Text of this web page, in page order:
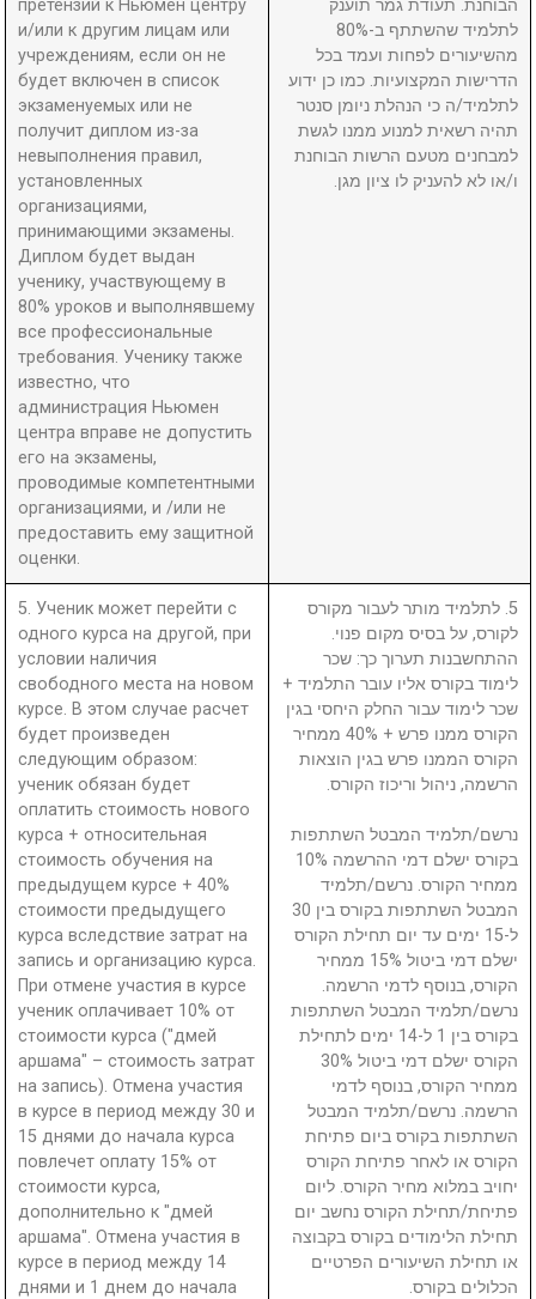
претензий к Ньюмен центру
и/или к другим лицам или
учреждениям, если он не
будет включен в список
экзаменуемых или не
получит диплом из-за
невыполнения правил,
установленных
организациями,
принимающими экзамены.
Диплом будет выдан
ученику, участвующему в
80% уроков и выполнявшему
все профессиональные
требования. Ученику также
известно, что
администрация Ньюмен
центра вправе не допустить
его на экзамены,
проводимые компетентными
организациями, и /или не
предоставить ему защитной
оценки.
הבוחנת. תעודת גמר תוענק
לתלמיד שהשתתף ב-80%
מהשיעורים לפחות ועמד בכל
הדרישות המקצועיות. כמו כן ידוע
לתלמיד/ה כי הנהלת ניומן סנטר
תהיה רשאית למנוע ממנו לגשת
למבחנים מטעם הרשות הבוחנת
ו/או לא להעניק לו ציון מגן.
5. Ученик может перейти с
одного курса на другой, при
условии наличия
свободного места на новом
курсе. В этом случае расчет
будет произведен
следующим образом:
ученик обязан будет
оплатить стоимость нового
курса + относительная
стоимость обучения на
предыдущем курсе + 40%
стоимости предыдущего
курса вследствие затрат на
запись и организацию курса.
При отмене участия в курсе
ученик оплачивает 10% от
стоимости курса ("дмей
аршама" – стоимость затрат
на запись). Отмена участия
в курсе в период между 30 и
15 днями до начала курса
повлечет оплату 15% от
стоимости курса,
дополнительно к "дмей
аршама". Отмена участия в
курсе в период между 14
днями и 1 днем до начала
5. לתלמיד מותר לעבור מקורס
לקורס, על בסיס מקום פנוי.
ההתחשבנות תערוך כך: שכר
לימוד בקורס אליו עובר התלמיד +
שכר לימוד עבור החלק היחסי בגין
הקורס ממנו פרש + 40% ממחיר
הקורס הממנו פרש בגין הוצאות
הרשמה, ניהול וריכוז הקורס.
נרשם/תלמיד המבטל השתתפות
בקורס ישלם דמי ההרשמה 10%
ממחיר הקורס. נרשם/תלמיד
המבטל השתתפות בקורס בין 30
ל-15 ימים עד יום תחילת הקורס
ישלם דמי ביטול 15% ממחיר
הקורס, בנוסף לדמי הרשמה.
נרשם/תלמיד המבטל השתתפות
בקורס בין 1 ל-14 ימים לתחילת
הקורס ישלם דמי ביטול 30%
ממחיר הקורס, בנוסף לדמי
הרשמה. נרשם/תלמיד המבטל
השתתפות בקורס ביום פתיחת
הקורס או לאחר פתיחת הקורס
יחויב במלוא מחיר הקורס. ליום
פתיחת/תחילת הקורס נחשב יום
תחילת הלימודים בקורס בקבוצה
או תחילת השיעורים הפרטיים
הכלולים בקורס.